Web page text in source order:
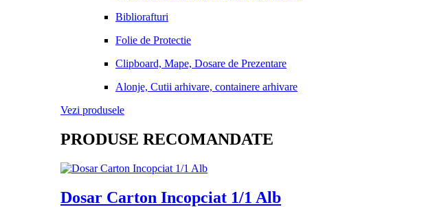
Bibliorafturi
Folie de Protectie
Clipboard, Mape, Dosare de Prezentare
Alonje, Cutii arhivare, containere arhivare
Vezi produsele
PRODUSE RECOMANDATE
Dosar Carton Incopciat 1/1 Alb